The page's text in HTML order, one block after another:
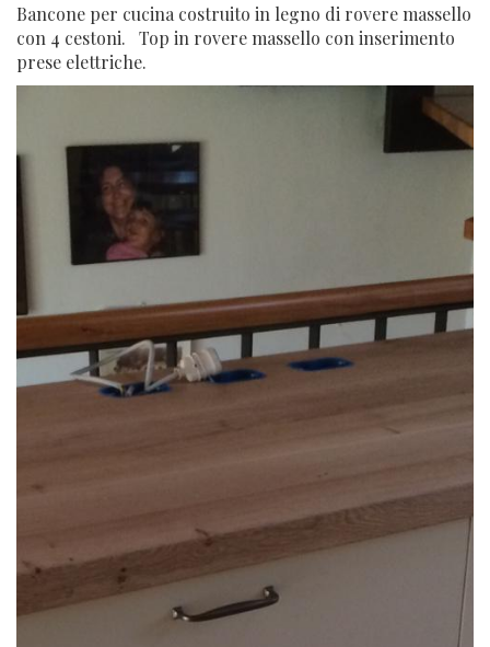
Bancone per cucina costruito in legno di rovere massello
con 4 cestoni. Top in rovere massello con inserimento
prese elettriche.